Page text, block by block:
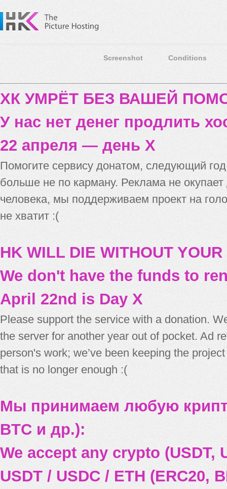
Screenshot Conditions
ХК УМРЁТ БЕЗ ВАШЕЙ
У нас нет денег продлить
22 апреля — день X
Помогите сервису донатом, следующий
больше не по карману. Реклама не
человека, мы поддерживаем проект на
не хватит :(
HK WILL DIE WITHOUT
We don't have the funds to
April 22nd is Day X
Please support the service with a donation.
the server for another year out of pocket. Ad
person's work; we’ve been keeping the
that is no longer enough :(
Мы принимаем любую
BTC и др.):
We accept any crypto (USDT,
USDT / USDC / ETH (ERC20,